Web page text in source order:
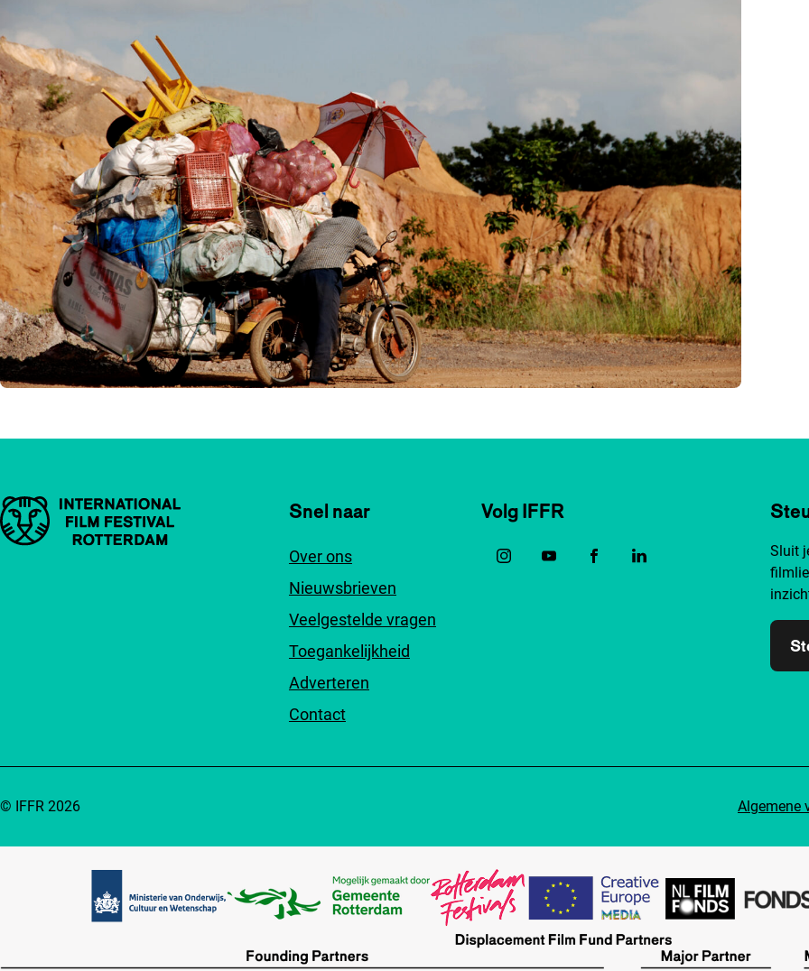
Belangrijke links Snel naar
Over ons
Nieuwsbrieven
Veelgestelde vragen
Toegankelijkheid
Adverteren
Contact
Volg IFFR
Sluit
Algemene
© IFFR 2026